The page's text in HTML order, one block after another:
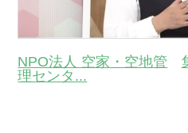
NPO法人 空家・空地管
理センタ...